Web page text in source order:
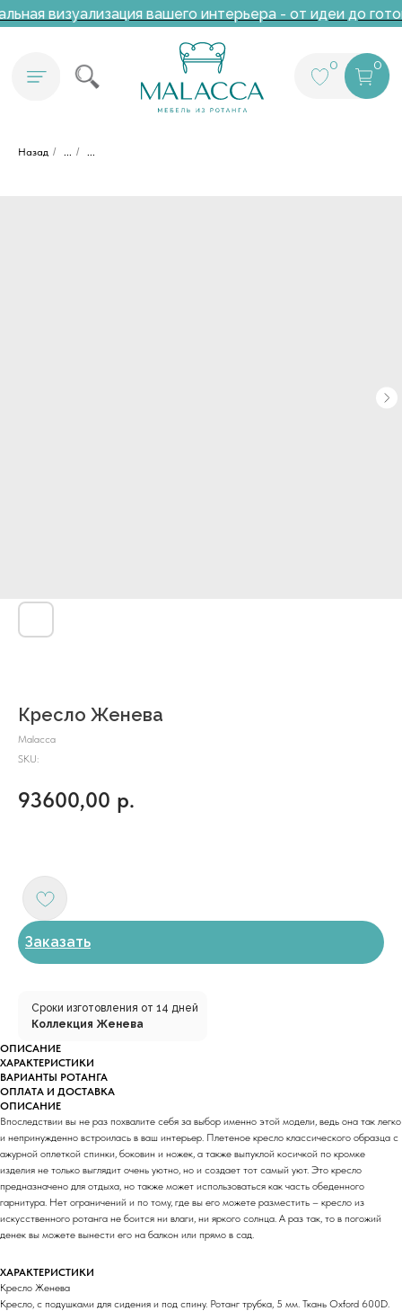
визуализация вашего интерьера - от идеи до
Назад / ... / ...
Кресло Женева
Malacca
SKU:
93600,00 р.
Заказать
Сроки изготовления от 14 дней
Коллекция Женева
ОПИСАНИЕ
ХАРАКТЕРИСТИКИ
ВАРИАНТЫ РОТАНГА
ОПЛАТА И ДОСТАВКА
ОПИСАНИЕ
Впоследствии вы не раз похвалите себя за выбор именно этой модели, ведь она так легко
и непринужденно встроилась в ваш интерьер. Плетеное кресло классического образца с
ажурной оплеткой спинки, боковин и ножек, а также выпуклой косичкой по кромке
изделия не только выглядит очень уютно, но и создает тот самый уют. Это кресло
предназначено для отдыха, но также может использоваться как часть обеденного
гарнитура. Нет ограничений и по тому, где вы его можете разместить – кресло из
искусственного ротанга не боится ни влаги, ни яркого солнца. А раз так, то в погожий
денек вы можете вынести его на балкон или прямо в сад.
ХАРАКТЕРИСТИКИ
Кресло Женева
Кресло, с подушками для сидения и под спину. Ротанг трубка, 5 мм. Ткань Oxford 600D.